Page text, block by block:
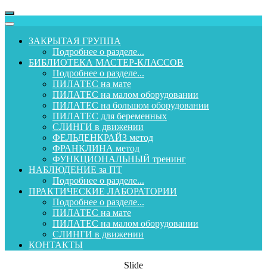
ЗАКРЫТАЯ ГРУППА
Подробнее о разделе...
БИБЛИОТЕКА МАСТЕР-КЛАССОВ
Подробнее о разделе...
ПИЛАТЕС на мате
ПИЛАТЕС на малом оборудовании
ПИЛАТЕС на большом оборудовании
ПИЛАТЕС для беременных
СЛИНГИ в движении
ФЕЛЬДЕНКРАЙЗ метод
ФРАНКЛИНА метод
ФУНКЦИОНАЛЬНЫЙ тренинг
НАБЛЮДЕНИЕ за ПТ
Подробнее о разделе...
ПРАКТИЧЕСКИЕ ЛАБОРАТОРИИ
Подробнее о разделе...
ПИЛАТЕС на мате
ПИЛАТЕС на малом оборудовании
СЛИНГИ в движении
КОНТАКТЫ
Slide